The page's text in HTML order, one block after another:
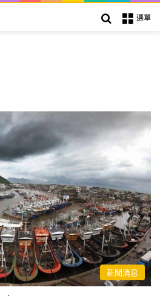
選單
搜索
新聞消息